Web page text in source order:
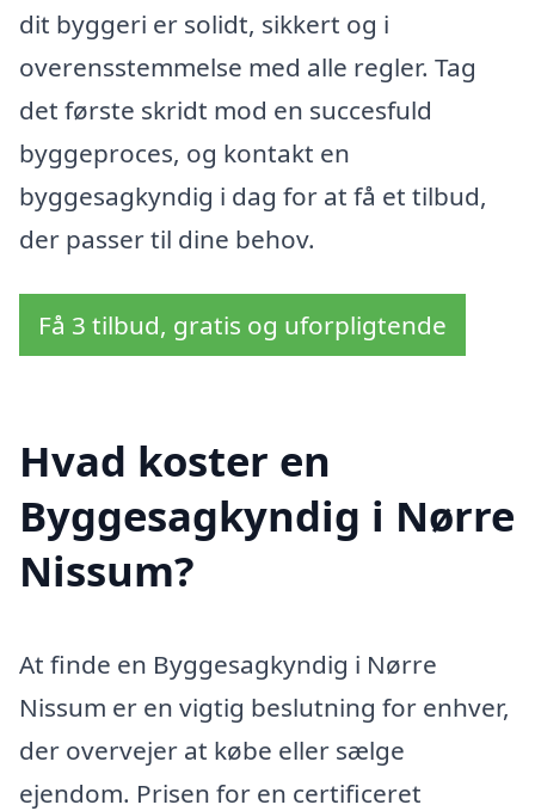
dit byggeri er solidt, sikkert og i
overensstemmelse med alle regler. Tag
det første skridt mod en succesfuld
byggeproces, og kontakt en
byggesagkyndig i dag for at få et tilbud,
der passer til dine behov.
Få 3 tilbud, gratis og uforpligtende
Hvad koster en
Byggesagkyndig i Nørre
Nissum?
At finde en Byggesagkyndig i Nørre
Nissum er en vigtig beslutning for enhver,
der overvejer at købe eller sælge
ejendom. Prisen for en certificeret